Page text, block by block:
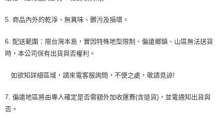
5. 商品內外的乾淨、無異味、髒污及損壞。
6. 配送範圍：限台灣本島，實因特殊地型限制、偏遠鄉鎮、山區無法送貨
時，本公司保有出貨與否權利。
如欲知詳細區域，請來電客服詢問，不便之處，敬請見諒!
7. 偏遠地區將由專人確定是否需額外加收運費(含退貨)，並電通知出貨與
否。